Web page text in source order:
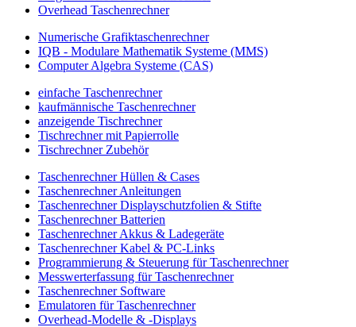
Overhead Taschenrechner
Numerische Grafiktaschenrechner
IQB - Modulare Mathematik Systeme (MMS)
Computer Algebra Systeme (CAS)
einfache Taschenrechner
kaufmännische Taschenrechner
anzeigende Tischrechner
Tischrechner mit Papierrolle
Tischrechner Zubehör
Taschenrechner Hüllen & Cases
Taschenrechner Anleitungen
Taschenrechner Displayschutzfolien & Stifte
Taschenrechner Batterien
Taschenrechner Akkus & Ladegeräte
Taschenrechner Kabel & PC-Links
Programmierung & Steuerung für Taschenrechner
Messwerterfassung für Taschenrechner
Taschenrechner Software
Emulatoren für Taschenrechner
Overhead-Modelle & -Displays